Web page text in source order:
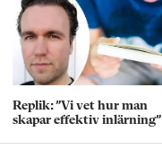
Replik: ”Vi vet hur man
skapar effektiv inlärning”